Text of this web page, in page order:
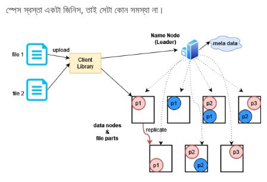
স্পেস স্বস্তা একটা জিনিস, তাই সেটা কোন সমস্যা না।